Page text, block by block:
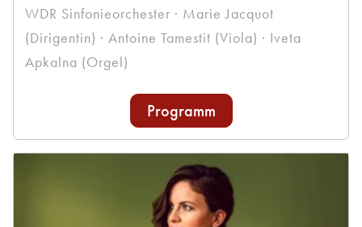
WDR Sinfonieorchester · Marie Jacquot
(Dirigentin) · Antoine Tamestit (Viola) · Iveta
Apkalna (Orgel)
Programm